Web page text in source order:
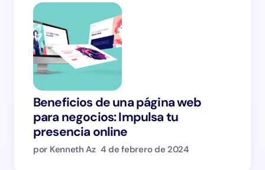
Beneficios de una página web
para negocios: Impulsa tu
presencia online
por Kenneth Az 4 de febrero de 2024